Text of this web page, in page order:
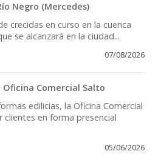
Negro (Mercedes)
crecidas en curso en la cuenca
se alcanzará en la ciudad...
07/08/2026
Comercial Salto
edilicias, la Oficina Comercial
en forma presencial
05/06/2026